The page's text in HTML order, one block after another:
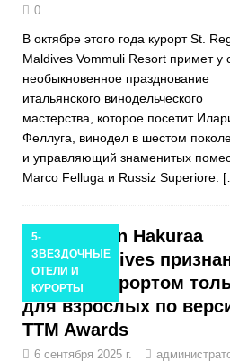
0
В октябре этого года курорт St.
Maldives Vommuli Resort примет у
необыкновенное празднование
итальянского винодельческого
мастерства, которое посетит
Феллуга, винодел в шестом
и управляющий знаменитых
Marco Felluga и Russiz Superiore.
5-
ЗВЕЗДОЧНЫЕ
ОТЕЛИ И
КУРОРТЫ
Cinnamon Hakuraa
Huraa Maldives
лучшим курортом
для взрослых по
TTM Awards
6 сентября 2025 г.